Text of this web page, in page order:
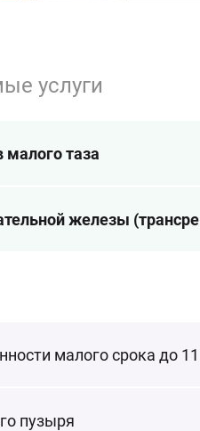
услуги
малого таза
железы
малого срока до
пузыря